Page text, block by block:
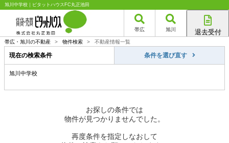
旭川中学校｜ピタットハウスFC丸正池田
帯広 旭川 退去受付
旭川店
帯広・旭川の不動産 > 物件検索 > 不動産情報一覧
現在の検索条件 条件を選び直す
旭川中学校
お探しの条件では
物件が見つかりませんでした。
再度条件を指定しなおして